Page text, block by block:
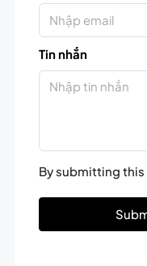
Tin nhắn
By submitting